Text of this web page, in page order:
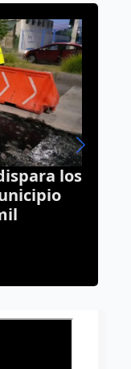
en
durante